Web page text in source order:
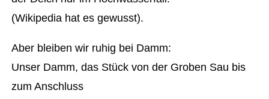
(Wikipedia hat es gewusst).
Aber bleiben wir ruhig bei Damm:
Unser Damm, das Stück von der Groben Sau bis
zum Anschluss